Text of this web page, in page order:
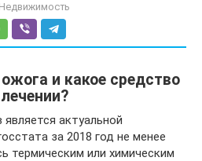
Недвижимость
и какое средство
актуальной
за 2018 год не менее
термическим или химическим